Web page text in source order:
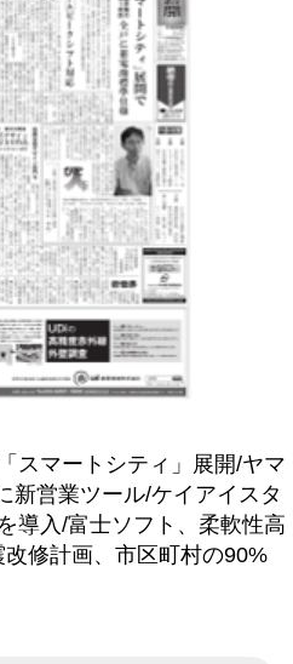
スマートシティ」展開/ヤマ
新営業ツール/ケイアイスタ
導入/富士ソフト、柔軟性高
修計画、市区町村の90%